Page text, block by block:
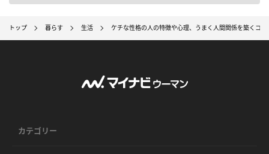
トップ 暮らす 生活 ケチな性格の人の特徴や心理、うまく人間関係を築くコツ
カテゴリー